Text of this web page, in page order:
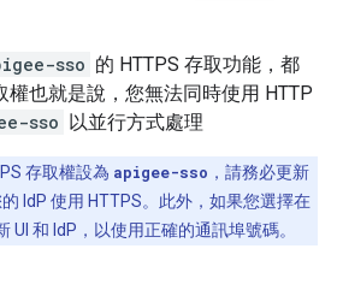
sso 的 HTTPS 存取功能，都
權也就是說，您無法同時使用 HTTP
sso 以並行方式處理
存取權設為 apigee-sso ，請務必更新
IdP 使用 HTTPS。此外，如果您選擇在
UI 和 IdP，以使用正確的通訊埠號碼。